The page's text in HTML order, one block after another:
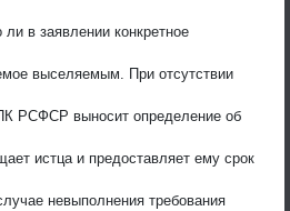
ли в заявлении конкретное
выселяемым. При отсутствии
РСФСР выносит определение об
истца и предоставляет ему срок
невыполнения требования